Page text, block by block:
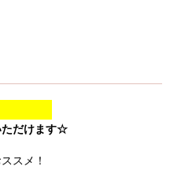
ただけます☆
スメ！